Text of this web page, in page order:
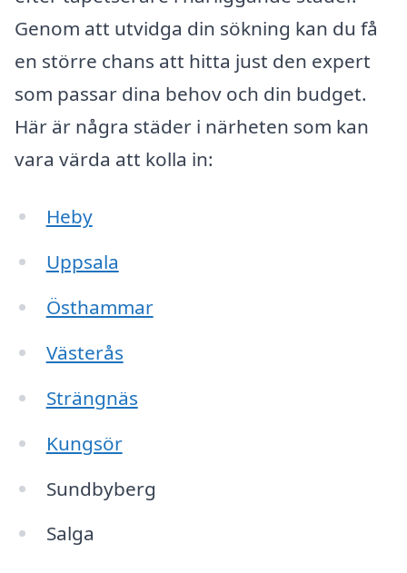
Genom att utvidga din sökning kan du få
en större chans att hitta just den expert
som passar dina behov och din budget.
Här är några städer i närheten som kan
vara värda att kolla in:
Heby
Uppsala
Östhammar
Västerås
Strängnäs
Kungsör
Sundbyberg
Salga